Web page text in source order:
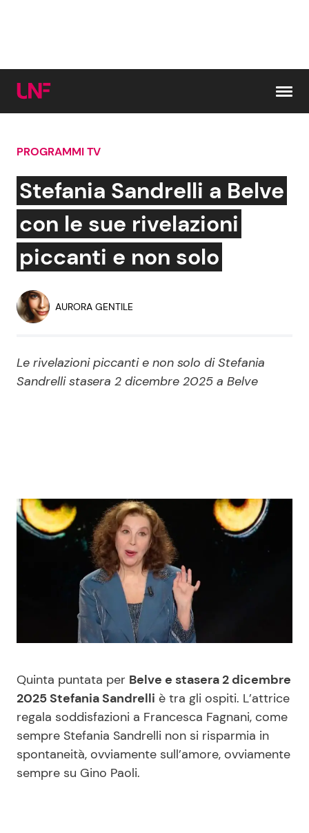
Cerca:
News e Cronaca
Attualità Italiana
Economia
Persone Scomparse
Gossip e TV
Bellezze VIP
Programmi TV
News Cinema
News Musica
News Spettacolo
News dal mondo
Benessere
Casa
Moda e Style
Mondo Mamma
Cucina e Ricette
Consigli di Cucina
Dolci
Le Ricette in TV
PROGRAMMI TV
Stefania Sandrelli a Belve
con le sue rivelazioni
piccanti e non solo
AURORA GENTILE
Le rivelazioni piccanti e non solo di Stefania
Sandrelli stasera 2 dicembre 2025 a Belve
Quinta puntata per Belve e stasera 2 dicembre
2025 Stefania Sandrelli è tra gli ospiti. L’attrice
regala soddisfazioni a Francesca Fagnani, come
sempre Stefania Sandrelli non si risparmia in
spontaneità, ovviamente sull’amore, ovviamente
sempre su Gino Paoli.